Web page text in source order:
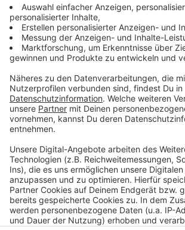
Meldung der Stadt dazu!
FiftyFifty Düsseldorf!
ANTENNE - Obdachlose Menschen in
Hilfe für obdachlose Menschen in
Anzeige
Anzeige